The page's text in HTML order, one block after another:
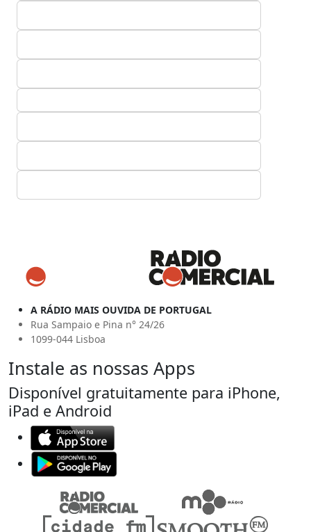
A RÁDIO MAIS OUVIDA DE PORTUGAL
Rua Sampaio e Pina n° 24/26
1099-044 Lisboa
Instale as nossas Apps
Disponível gratuitamente para iPhone,
iPad e Android